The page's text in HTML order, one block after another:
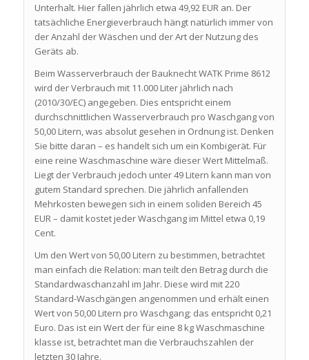
Unterhalt. Hier fallen jährlich etwa 49,92 EUR an. Der
tatsächliche Energieverbrauch hängt natürlich immer von
der Anzahl der Wäschen und der Art der Nutzung des
Geräts ab.
Beim Wasserverbrauch der Bauknecht WATK Prime 8612
wird der Verbrauch mit 11.000 Liter jährlich nach
(2010/30/EC) angegeben. Dies entspricht einem
durchschnittlichen Wasserverbrauch pro Waschgang von
50,00 Litern, was absolut gesehen in Ordnung ist. Denken
Sie bitte daran – es handelt sich um ein Kombigerät. Für
eine reine Waschmaschine wäre dieser Wert Mittelmaß.
Liegt der Verbrauch jedoch unter 49 Litern kann man von
gutem Standard sprechen. Die jährlich anfallenden
Mehrkosten bewegen sich in einem soliden Bereich 45
EUR – damit kostet jeder Waschgang im Mittel etwa 0,19
Cent.
Um den Wert von 50,00 Litern zu bestimmen, betrachtet
man einfach die Relation: man teilt den Betrag durch die
Standardwaschanzahl im Jahr. Diese wird mit 220
Standard-Waschgängen angenommen und erhält einen
Wert von 50,00 Litern pro Waschgang; das entspricht 0,21
Euro. Das ist ein Wert der für eine 8 kg Waschmaschine
klasse ist, betrachtet man die Verbrauchszahlen der
letzten 30 Jahre.